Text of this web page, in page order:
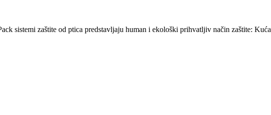
sistemi zaštite od ptica predstavljaju human i ekološki prihvatljiv način zaštite: Kuća